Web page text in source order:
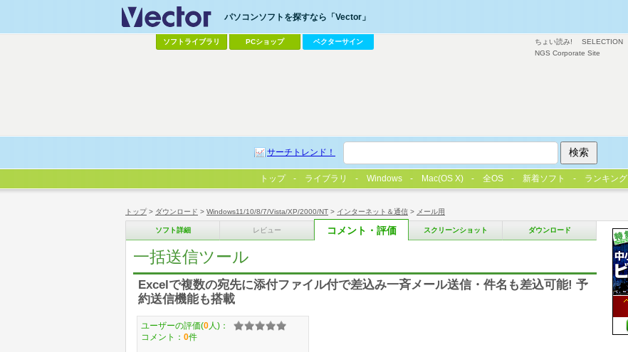
トップ> ダウンロード > Windows11/10/8/7/Vista/XP/2000/NT > インターネット＆通信 > メール用
ソフト詳細 レビュー コメント・評価 スクリーンショット ダウンロード
一括送信ツール
Excelで複数の宛先に添付ファイル付で差込み一斉メール送信・件名も差込可能! 予
約送信機能も搭載
ユーザーの評価(0 人)：
コメント： 0件
ちょい読み! SELECTION
NGS Corporate Site
パソコンソフトを探すなら「Vector」
ソフトライブラリ PCショップ ベクターサイン
サーチトレンド！
トップ ライブラリ Windows Mac(OS X) 全OS 新着ソフト ランキング